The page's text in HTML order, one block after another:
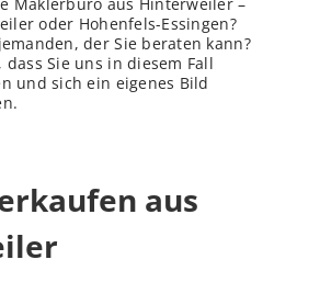
Maklerbüro aus Hinterweiler –
oder Hohenfels-Essingen?
der Sie beraten kann?
dass Sie uns in diesem Fall
und sich ein eigenes Bild
aus